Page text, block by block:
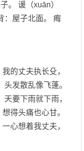
。 谖（xuān）
：屋子北面。 痗
的丈夫执长殳，
发散乱像飞蓬。
要下雨就下雨，
得头痛也心甘。
心想着我丈夫，